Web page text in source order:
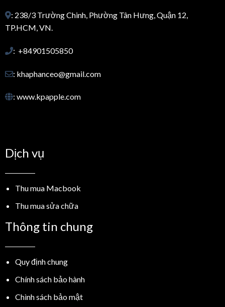
: 238/3 Trường Chinh, Phường Tân Hưng, Quận 12,
TP.HCM, VN.
: +84901505850
: khaphanceo@gmail.com
: www.kpapple.com
Dịch vụ
Thu mua Macbook
Thu mua sửa chữa
Thông tin chung
Quy định chung
Chính sách bảo hành
Chình sách bảo mật